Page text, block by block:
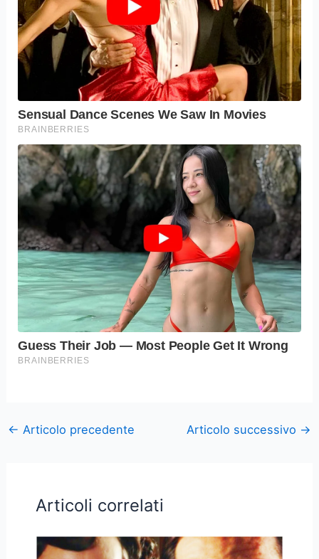
← Articolo precedente Articolo successivo →
Articoli correlati